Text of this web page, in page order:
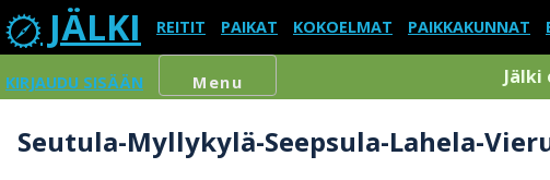
JÄLKI REITIT PAIKAT KOKOELMAT PAIKKAKUNNAT
KIRJAUDU SISÄÄN Menu Jälki
Seutula-Myllykylä-Seepsula-Lahela-